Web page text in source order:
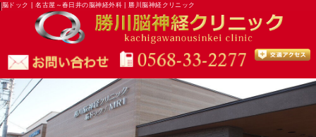
脳ドック | 名古屋～春日井の脳神経外科 | 勝川脳神経クリニック